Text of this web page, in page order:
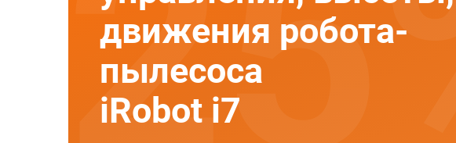
движения робота-
пылесоса
iRobot i7